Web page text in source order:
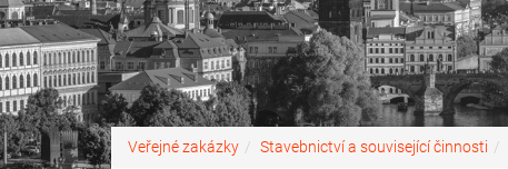
Veřejné zakázky Stavebnictví a související činnosti